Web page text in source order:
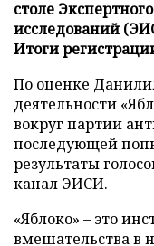
столе
исследований
Итоги
По оценке
деятельности
вокруг партии
последующей
результаты
канал ЭИСИ.
«Яблоко» – это
вмешательства в